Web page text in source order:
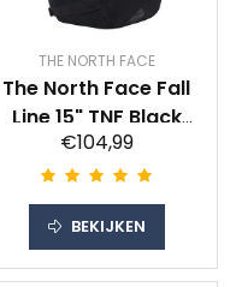
THE NORTH FACE
The North Face Fall
Line 15" TNF Black
28L
€104,99
BEKIJKEN